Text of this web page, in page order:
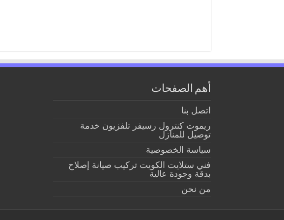
أهم الصفحات
اتصل بنا
ريموت كنترول رسيفر تلفزيون خدمة
توصيل للمنازل
سياسة الخصوصية
فني ستلايت الكويت تركيب صيانة إصلاح
بدقة وجودة عالية
من نحن